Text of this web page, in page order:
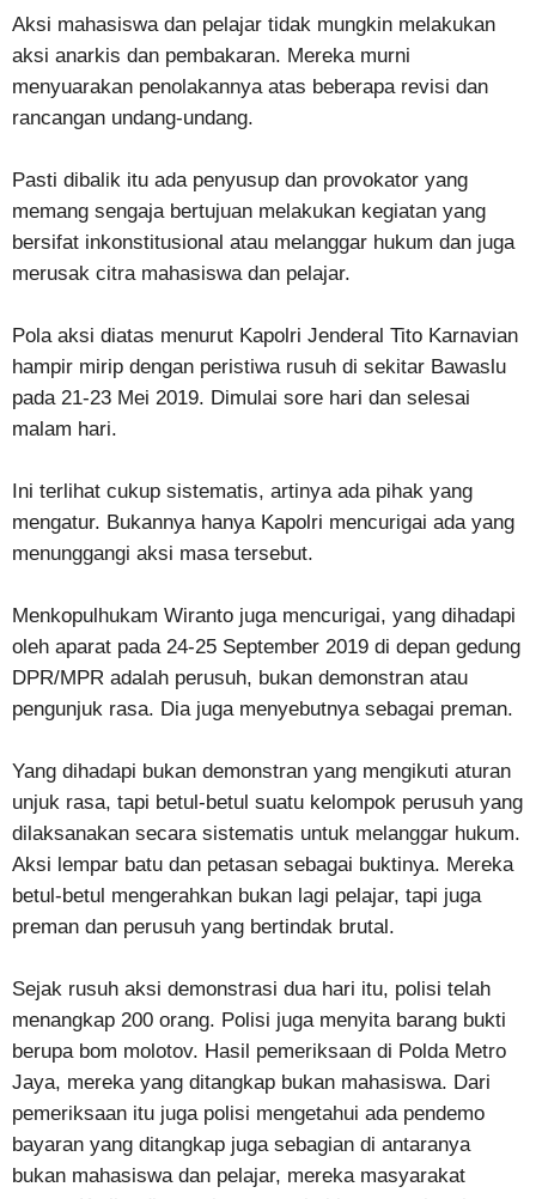
Aksi mahasiswa dan pelajar tidak mungkin melakukan
aksi anarkis dan pembakaran. Mereka murni
menyuarakan penolakannya atas beberapa revisi dan
rancangan undang-undang.
Pasti dibalik itu ada penyusup dan provokator yang
memang sengaja bertujuan melakukan kegiatan yang
bersifat inkonstitusional atau melanggar hukum dan juga
merusak citra mahasiswa dan pelajar.
Pola aksi diatas menurut Kapolri Jenderal Tito Karnavian
hampir mirip dengan peristiwa rusuh di sekitar Bawaslu
pada 21-23 Mei 2019. Dimulai sore hari dan selesai
malam hari.
Ini terlihat cukup sistematis, artinya ada pihak yang
mengatur. Bukannya hanya Kapolri mencurigai ada yang
menunggangi aksi masa tersebut.
Menkopulhukam Wiranto juga mencurigai, yang dihadapi
oleh aparat pada 24-25 September 2019 di depan gedung
DPR/MPR adalah perusuh, bukan demonstran atau
pengunjuk rasa. Dia juga menyebutnya sebagai preman.
Yang dihadapi bukan demonstran yang mengikuti aturan
unjuk rasa, tapi betul-betul suatu kelompok perusuh yang
dilaksanakan secara sistematis untuk melanggar hukum.
Aksi lempar batu dan petasan sebagai buktinya. Mereka
betul-betul mengerahkan bukan lagi pelajar, tapi juga
preman dan perusuh yang bertindak brutal.
Sejak rusuh aksi demonstrasi dua hari itu, polisi telah
menangkap 200 orang. Polisi juga menyita barang bukti
berupa bom molotov. Hasil pemeriksaan di Polda Metro
Jaya, mereka yang ditangkap bukan mahasiswa. Dari
pemeriksaan itu juga polisi mengetahui ada pendemo
bayaran yang ditangkap juga sebagian di antaranya
bukan mahasiswa dan pelajar, mereka masyarakat